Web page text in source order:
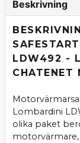
Beskrivning
LDW492 -
CHATENET
Lombardini
olika paket
motorvärmare,